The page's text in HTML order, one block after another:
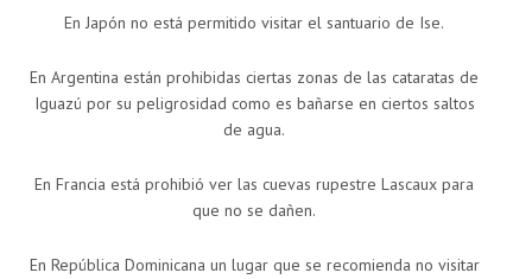
En Japón no está permitido visitar el santuario de Ise.
En Argentina están prohibidas ciertas zonas de las cataratas de
Iguazú por su peligrosidad como es bañarse en ciertos saltos
de agua.
En Francia está prohibió ver las cuevas rupestre Lascaux para
que no se dañen.
En República Dominicana un lugar que se recomienda no visitar